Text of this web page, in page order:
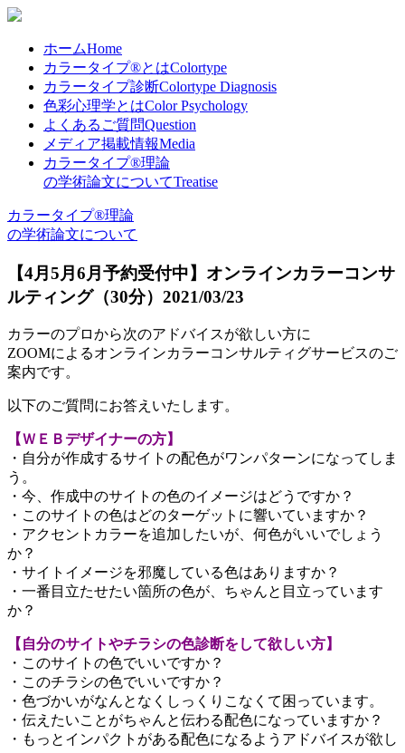
ホームHome
カラータイプ®とはColortype
カラータイプ診断Colortype Diagnosis
色彩心理学とはColor Psychology
よくあるご質問Question
メディア掲載情報Media
カラータイプ®理論
の学術論文についてTreatise
カラータイプ®理論
の学術論文について
【4月5月6月予約受付中】オンラインカラーコンサ
ルティング（30分） 2021/03/23
カラーのプロから次のアドバイスが欲しい方に
ZOOMによるオンラインカラーコンサルティグサービスのご
案内です。
以下のご質問にお答えいたします。
【ＷＥＢデザイナーの方】
・自分が作成するサイトの配色がワンパターンになってしま
う。
・今、作成中のサイトの色のイメージはどうですか？
・このサイトの色はどのターゲットに響いていますか？
・アクセントカラーを追加したいが、何色がいいでしょう
か？
・サイトイメージを邪魔している色はありますか？
・一番目立たせたい箇所の色が、ちゃんと目立っています
か？
【自分のサイトやチラシの色診断をして欲しい方】
・このサイトの色でいいですか？
・このチラシの色でいいですか？
・色づかいがなんとなくしっくりこなくて困っています。
・伝えたいことがちゃんと伝わる配色になっていますか？
・もっとインパクトがある配色になるようアドバイスが欲し